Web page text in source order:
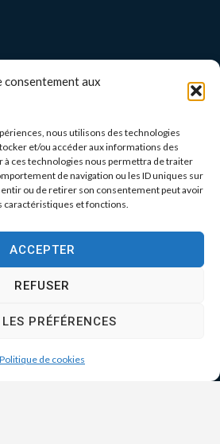
consentement aux
nous utilisons des technologies
et/ou accéder aux informations des
à ces technologies nous permettra de traiter
de navigation ou les ID uniques sur
ou de retirer son consentement peut avoir
caractéristiques et fonctions.
ACCEPTER
REFUSER
PRÉFÉRENCES
Politique de cookies